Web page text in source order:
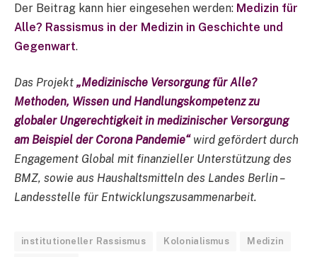
Der Beitrag kann hier eingesehen werden: Medizin für
Alle? Rassismus in der Medizin in Geschichte und
Gegenwart.
Das Projekt „Medizinische Versorgung für Alle?
Methoden, Wissen und Handlungskompetenz zu
globaler Ungerechtigkeit in medizinischer Versorgung
am Beispiel der Corona Pandemie“ wird gefördert durch
Engagement Global mit finanzieller Unterstützung des
BMZ, sowie aus Haushaltsmitteln des Landes Berlin –
Landesstelle für Entwicklungszusammenarbeit.
institutioneller Rassismus Kolonialismus Medizin